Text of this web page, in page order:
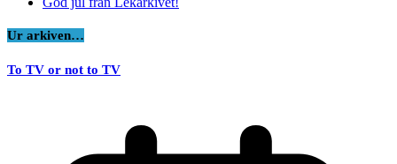
Ur arkiven…
To TV or not to TV